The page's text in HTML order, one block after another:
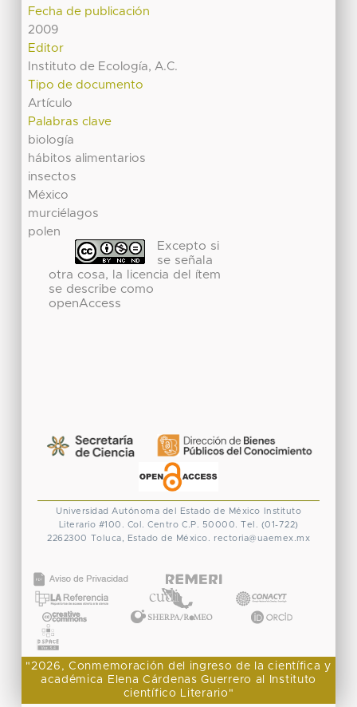
Fecha de publicación
2009
Editor
Instituto de Ecología, A.C.
Tipo de documento
Artículo
Palabras clave
biología
hábitos alimentarios
insectos
México
murciélagos
polen
Excepto si
se señala
otra cosa, la licencia del ítem
se describe como
openAccess
Universidad Autónoma del Estado de México
Instituto
Literario #100. Col. Centro C.P. 50000. Tel. (01-722)
2262300
Toluca, Estado de México. rectoria@uaemex.mx
"2026, Conmemoración del ingreso de la científica y
académica Elena Cárdenas Guerrero al Instituto
científico Literario"